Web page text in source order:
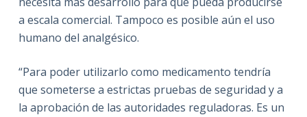
a escala comercial. Tampoco es posible aún el uso
humano del analgésico.
“Para poder utilizarlo como medicamento tendría
que someterse a estrictas pruebas de seguridad y a
la aprobación de las autoridades reguladoras. Es un